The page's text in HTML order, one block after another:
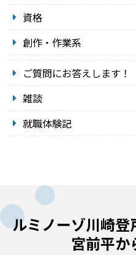
資格
創作・作業系
ご質問にお答えします！
雑談
就職体験記
ルミノーゾ川崎
宮前平か